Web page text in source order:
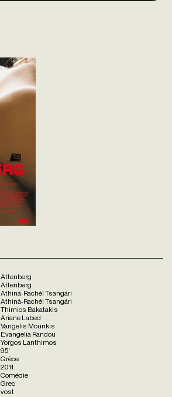
Attenberg
Attenberg
Athiná-Rachél Tsangári
Athiná-Rachél Tsangári
Thimios Bakatakis
Ariane Labed
Vangelis Mourikis
Evangelia Randou
Yorgos Lanthimos
95'
Grèce
2011
Comédie
Grec
vost